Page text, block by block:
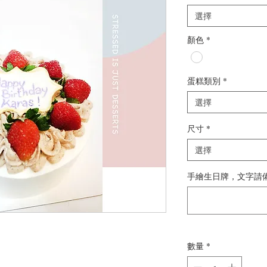
選擇
顏色 *
蛋糕類別 *
選擇
尺寸 *
選擇
手繪生日牌，文字請
數量 *